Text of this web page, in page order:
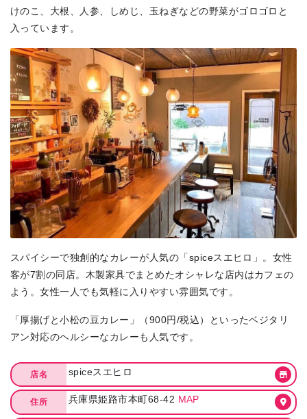
けのこ、大根、人参、しめじ、玉ねぎなどの野菜がゴロゴロと
入っています。
スパイシーで独創的なカレーが人気の「spiceスエヒロ」。女性
客が7割の同店。木製家具でまとめたオシャレな店内はカフェの
よう。女性一人でも気軽に入りやすい雰囲気です。
「厚揚げと小松の豆カレー」（900円/税込）といったベジタリ
アン対応のヘルシーなカレーも人気です。
店名 spiceスエヒロ
住所 兵庫県姫路市本町68-42 MAP